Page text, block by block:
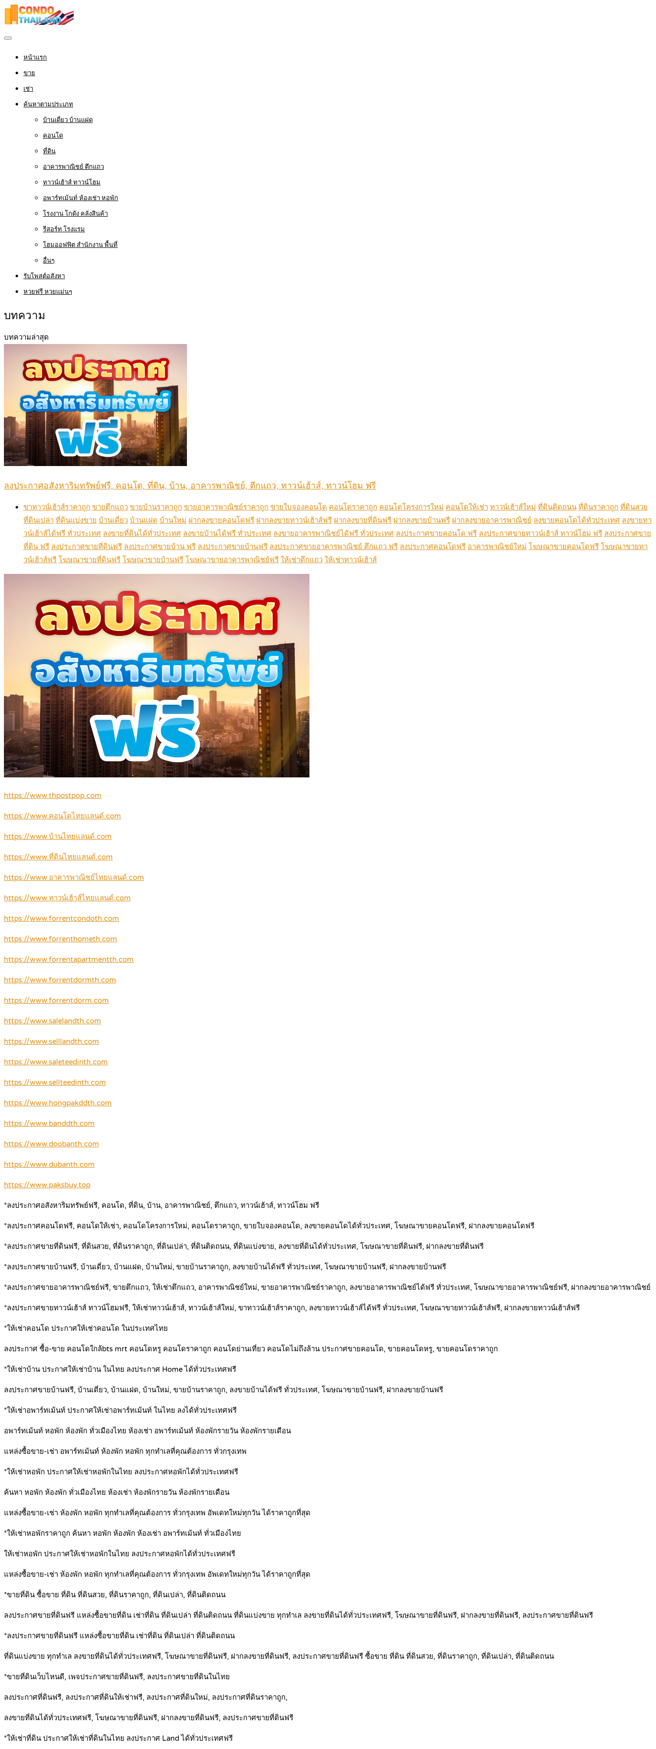
หน้าแรก
ขาย
เช่า
ค้นหาตามประเภท
บ้านเดี่ยว บ้านแฝด
คอนโด
ที่ดิน
อาคารพาณิชย์ ตึกแถว
ทาวน์เฮ้าส์ ทาวน์โฮม
อพาร์ทเม้นท์ ห้องเช่า หอพัก
โรงงาน โกดัง คลังสินค้า
รีสอร์ท โรงแรม
โฮมออฟฟิต สำนักงาน พื้นที่
อื่นๆ
รับโพสต์อสังหา
หวยฟรี หวยแม่นๆ
บทความ
บทความล่าสุด
ลงประกาศอสังหาริมทรัพย์ฟรี, คอนโด, ที่ดิน, บ้าน, อาคารพาณิชย์, ตึกแถว, ทาวน์เฮ้าส์, ทาวน์โฮม ฟรี
ขาทาวน์เฮ้าส์ราคาถูก ขายตึกแถว ขายบ้านราคาถูก ขายอาคารพาณิชย์ราคาถูก ขายใบจองคอนโด คอนโดราคาถูก คอนโดโครงการใหม่ คอนโดให้เช่า ทาวน์เฮ้าส์ใหม่ ที่ดินติดถนน ที่ดินราคาถูก ที่ดินสวย
ที่ดินเปล่า ที่ดินแบ่งขาย บ้านเดี่ยว บ้านแฝด บ้านใหม่ ฝากลงขายคอนโดฟรี ฝากลงขายทาวน์เฮ้าส์ฟรี ฝากลงขายที่ดินฟรี ฝากลงขายบ้านฟรี ฝากลงขายอาคารพาณิชย์ ลงขายคอนโดได้ทั่วประเทศ ลงขายทา
วน์เฮ้าส์ได้ฟรี ทั่วประเทศ ลงขายที่ดินได้ทั่วประเทศ ลงขายบ้านได้ฟรี ทั่วประเทศ ลงขายอาคารพาณิชย์ได้ฟรี ทั่วประเทศ ลงประกาศขายคอนโด ฟรี ลงประกาศขายทาวน์เฮ้าส์ ทาวน์โฮม ฟรี ลงประกาศขาย
ที่ดิน ฟรี ลงประกาศขายที่ดินฟรี ลงประกาศขายบ้าน ฟรี ลงประกาศขายบ้านฟรี ลงประกาศขายอาคารพาณิชย์ ตึกแถว ฟรี ลงประกาศคอนโดฟรี อาคารพาณิชย์ใหม่ โฆษณาขายคอนโดฟรี โฆษณาขายทา
วน์เฮ้าส์ฟรี โฆษณาขายที่ดินฟรี โฆษณาขายบ้านฟรี โฆษณาขายอาคารพาณิชย์ฟรี ให้เช่าตึกแถว ให้เช่าทาวน์เฮ้าส์
https://www.thpostpop.com
https://www.คอนโดไทยแลนด์.com
https://www.บ้านไทยแลนด์.com
https://www.ที่ดินไทยแลนด์.com
https://www.อาคารพาณิชย์ไทยแลนด์.com
https://www.ทาวน์เฮ้าส์ไทยแลนด์.com
https://www.forrentcondoth.com
https://www.forrenthometh.com
https://www.forrentapartmentth.com
https://www.forrentdormth.com
https://www.forrentdorm.com
https://www.salelandth.com
https://www.selllandth.com
https://www.saleteedinth.com
https://www.sellteedinth.com
https://www.hongpakddth.com
https://www.banddth.com
https://www.doobanth.com
https://www.dubanth.com
https://www.paksbuy.top
*ลงประกาศอสังหาริมทรัพย์ฟรี, คอนโด, ที่ดิน, บ้าน, อาคารพาณิชย์, ตึกแถว, ทาวน์เฮ้าส์, ทาวน์โฮม ฟรี
*ลงประกาศคอนโดฟรี, คอนโดให้เช่า, คอนโดโครงการใหม่, คอนโดราคาถูก, ขายใบจองคอนโด, ลงขายคอนโดได้ทั่วประเทศ, โฆษณาขายคอนโดฟรี, ฝากลงขายคอนโดฟรี
*ลงประกาศขายที่ดินฟรี, ที่ดินสวย, ที่ดินราคาถูก, ที่ดินเปล่า, ที่ดินติดถนน, ที่ดินแบ่งขาย, ลงขายที่ดินได้ทั่วประเทศ, โฆษณาขายที่ดินฟรี, ฝากลงขายที่ดินฟรี
*ลงประกาศขายบ้านฟรี, บ้านเดี่ยว, บ้านแฝด, บ้านใหม่, ขายบ้านราคาถูก, ลงขายบ้านได้ฟรี ทั่วประเทศ, โฆษณาขายบ้านฟรี, ฝากลงขายบ้านฟรี
*ลงประกาศขายอาคารพาณิชย์ฟรี, ขายตึกแถว, ให้เช่าตึกแถว, อาคารพาณิชย์ใหม่, ขายอาคารพาณิชย์ราคาถูก, ลงขายอาคารพาณิชย์ได้ฟรี ทั่วประเทศ, โฆษณาขายอาคารพาณิชย์ฟรี, ฝากลงขายอาคารพาณิชย์
*ลงประกาศขายทาวน์เฮ้าส์ ทาวน์โฮมฟรี, ให้เช่าทาวน์เฮ้าส์, ทาวน์เฮ้าส์ใหม่, ขาทาวน์เฮ้าส์ราคาถูก, ลงขายทาวน์เฮ้าส์ได้ฟรี ทั่วประเทศ, โฆษณาขายทาวน์เฮ้าส์ฟรี, ฝากลงขายทาวน์เฮ้าส์ฟรี
*ให้เช่าคอนโด ประกาศให้เช่าคอนโด ในประเทศไทย
ลงประกาศ ซื้อ-ขาย คอนโดใกล้bts mrt คอนโดหรู คอนโดราคาถูก คอนโดย่านเที่ยว คอนโดไม่ถึงล้าน ประกาศขายคอนโด, ขายคอนโดหรู, ขายคอนโดราคาถูก
*ให้เช่าบ้าน ประกาศให้เช่าบ้าน ในไทย ลงประกาศ Home ได้ทั่วประเทศฟรี
ลงประกาศขายบ้านฟรี, บ้านเดี่ยว, บ้านแฝด, บ้านใหม่, ขายบ้านราคาถูก, ลงขายบ้านได้ฟรี ทั่วประเทศ, โฆษณาขายบ้านฟรี, ฝากลงขายบ้านฟรี
*ให้เช่าอพาร์ทเม้นท์ ประกาศให้เช่าอพาร์ทเม้นท์ ในไทย ลงได้ทั่วประเทศฟรี
อพาร์ทเม้นท์ หอพัก ห้องพัก ทั่วเมืองไทย ห้องเช่า อพาร์ทเม้นท์ ห้องพักรายวัน ห้องพักรายเดือน
แหล่งซื้อขาย-เช่า อพาร์ทเม้นท์ ห้องพัก หอพัก ทุกทำเลที่คุณต้องการ ทั่วกรุงเทพ
*ให้เช่าหอพัก ประกาศให้เช่าหอพักในไทย ลงประกาศหอพักได้ทั่วประเทศฟรี
ค้นหา หอพัก ห้องพัก ทั่วเมืองไทย ห้องเช่า ห้องพักรายวัน ห้องพักรายเดือน
แหล่งซื้อขาย-เช่า ห้องพัก หอพัก ทุกทำเลที่คุณต้องการ ทั่วกรุงเทพ อัพเดทใหม่ทุกวัน ได้ราคาถูกที่สุด
*ให้เช่าหอพักราคาถูก ค้นหา หอพัก ห้องพัก ห้องเช่า อพาร์ทเม้นท์ ทั่วเมืองไทย
ให้เช่าหอพัก ประกาศให้เช่าหอพักในไทย ลงประกาศหอพักได้ทั่วประเทศฟรี
แหล่งซื้อขาย-เช่า ห้องพัก หอพัก ทุกทำเลที่คุณต้องการ ทั่วกรุงเทพ อัพเดทใหม่ทุกวัน ได้ราคาถูกที่สุด
*ขายที่ดิน ซื้อขาย ที่ดิน ที่ดินสวย, ที่ดินราคาถูก, ที่ดินเปล่า, ที่ดินติดถนน
ลงประกาศขายที่ดินฟรี แหล่งซื้อขายที่ดิน เช่าที่ดิน ที่ดินเปล่า ที่ดินติดถนน ที่ดินแบ่งขาย ทุกทำเล ลงขายที่ดินได้ทั่วประเทศฟรี, โฆษณาขายที่ดินฟรี, ฝากลงขายที่ดินฟรี, ลงประกาศขายที่ดินฟรี
*ลงประกาศขายที่ดินฟรี แหล่งซื้อขายที่ดิน เช่าที่ดิน ที่ดินเปล่า ที่ดินติดถนน
ที่ดินแบ่งขาย ทุกทำเล ลงขายที่ดินได้ทั่วประเทศฟรี, โฆษณาขายที่ดินฟรี, ฝากลงขายที่ดินฟรี, ลงประกาศขายที่ดินฟรี ซื้อขาย ที่ดิน ที่ดินสวย, ที่ดินราคาถูก, ที่ดินเปล่า, ที่ดินติดถนน
*ขายที่ดินเว็บไหนดี, เพจประกาศขายที่ดินฟรี, ลงประกาศขายที่ดินในไทย
ลงประกาศที่ดินฟรี, ลงประกาศที่ดินให้เช่าฟรี, ลงประกาศที่ดินใหม่, ลงประกาศที่ดินราคาถูก,
ลงขายที่ดินได้ทั่วประเทศฟรี, โฆษณาขายที่ดินฟรี, ฝากลงขายที่ดินฟรี, ลงประกาศขายที่ดินฟรี
*ให้เช่าที่ดิน ประกาศให้เช่าที่ดินในไทย ลงประกาศ Land ได้ทั่วประเทศฟรี